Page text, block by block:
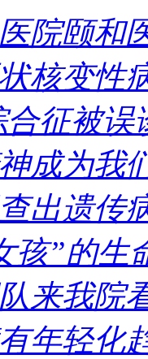
院颐和
核变性
合征被
成为我
出遗传
孩”的生
来我院
年轻化